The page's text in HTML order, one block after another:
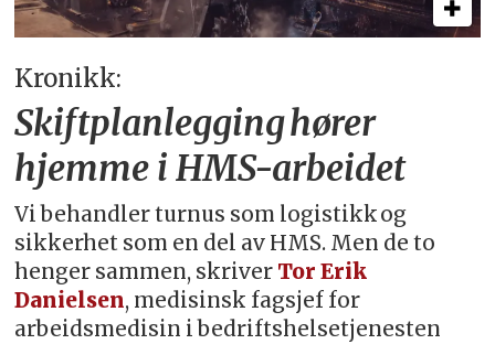
Kronikk:
Skiftplanlegging hører
hjemme i HMS-arbeidet
Vi behandler turnus som logistikk og
sikkerhet som en del av HMS. Men de to
henger sammen, skriver Tor Erik
Danielsen, medisinsk fagsjef for
arbeidsmedisin i bedriftshelsetjenesten